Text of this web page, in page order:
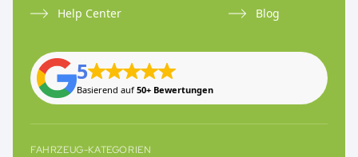
Help Center
Blog
5
Basierend auf50+ Bewertungen
FAHRZEUG-KATEGORIEN